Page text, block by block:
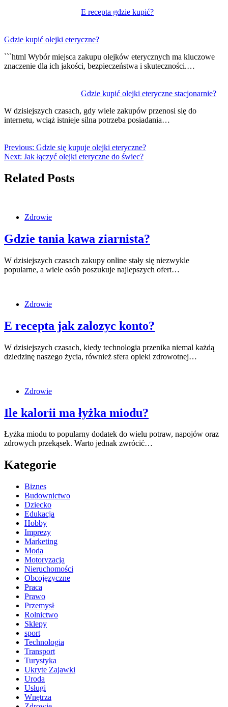
E recepta gdzie kupić?
Gdzie kupić olejki eteryczne?
```html Wybór miejsca zakupu olejków eterycznych ma kluczowe
znaczenie dla ich jakości, bezpieczeństwa i skuteczności.…
Gdzie kupić olejki eteryczne stacjonarnie?
W dzisiejszych czasach, gdy wiele zakupów przenosi się do
internetu, wciąż istnieje silna potrzeba posiadania…
Previous: Gdzie się kupuje olejki eteryczne?
Next: Jak łączyć olejki eteryczne do świec?
Related Posts
Zdrowie
Gdzie tania kawa ziarnista?
W dzisiejszych czasach zakupy online stały się niezwykle
popularne, a wiele osób poszukuje najlepszych ofert…
Zdrowie
E recepta jak zalozyc konto?
W dzisiejszych czasach, kiedy technologia przenika niemal każdą
dziedzinę naszego życia, również sfera opieki zdrowotnej…
Zdrowie
Ile kalorii ma łyżka miodu?
Łyżka miodu to popularny dodatek do wielu potraw, napojów oraz
zdrowych przekąsek. Warto jednak zwrócić…
Kategorie
Biznes
Budownictwo
Dziecko
Edukacja
Hobby
Imprezy
Marketing
Moda
Motoryzacja
Nieruchomości
Obcojęzyczne
Praca
Prawo
Przemysł
Rolnictwo
Sklepy
sport
Technologia
Transport
Turystyka
Ukryte Zajawki
Uroda
Usługi
Wnętrza